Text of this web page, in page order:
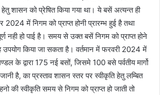
हेतु शासन को प्रेषित किया गया था। ये बसें अत्यन्त ही
2024 में निगम को प्राप्त होनी प्रारम्भ हुई है तथा
नही हो पाई है। समय से उक्त बसें निगम को प्राप्त होने
उपयोग किया जा सकता है। वर्तमान में फरवरी 2024 में
के द्वारा 175 नई बसों, जिसमे 100 बसे पर्वतीय मार्गो
है, का प्रस्ताव शासन स्तर पर स्वीकृति हेतु लम्बित
की स्वीकृति समय से निगम को प्राप्त हो जाती तो